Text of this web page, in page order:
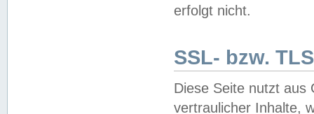
erfolgt nicht.
SSL- bzw.
Diese Seite nutzt aus
vertraulicher Inhalte,